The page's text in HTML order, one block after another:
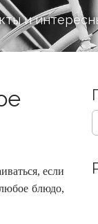
и
если
блюдо,
S
e
c